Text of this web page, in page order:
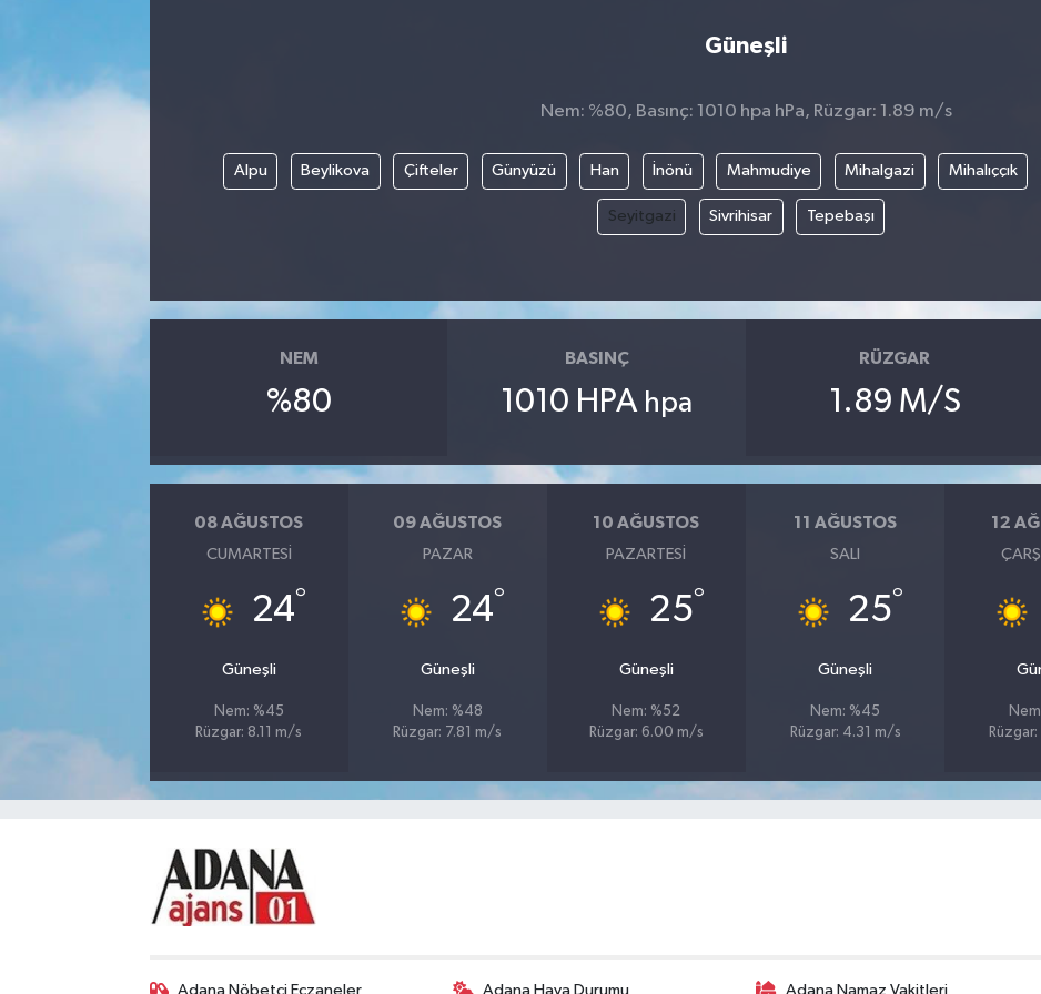
Güneşli
Nem: %80, Basınç: 1010 hpa hPa, Rüzgar: 1.89 m/s
Alpu Beylikova Çifteler Günyüzü Han İnönü Mahmudiye Mihalgazi Mihalıççık
Seyitgazi Sivrihisar Tepebaşı
NEM
%80
BASINÇ
1010 HPA hpa
RÜZGAR
1.89 M/S
08 AĞUSTOS
CUMARTESI
24°
Güneşli
Nem: %45
Rüzgar: 8.11 m/s
09 AĞUSTOS
PAZAR
24°
Güneşli
Nem: %48
Rüzgar: 7.81 m/s
10 AĞUSTOS
PAZARTESI
25°
Güneşli
Nem: %52
Rüzgar: 6.00 m/s
11 AĞUSTOS
SALI
25°
Güneşli
Nem: %45
Rüzgar: 4.31 m/s
12
Adana Nöbetçi Eczaneler Adana Hava Durumu Adana Namaz Vakitleri
Magazin